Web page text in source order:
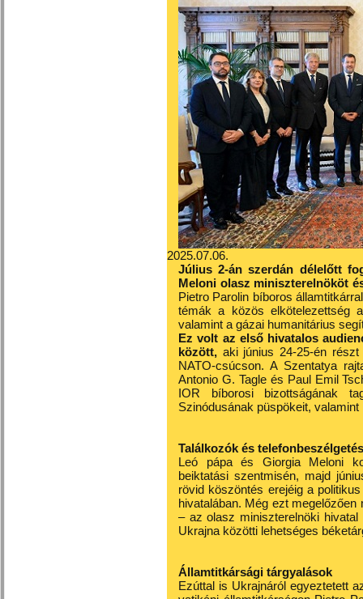
2025.07.06.
Július 2-án szerdán délelőtt
Meloni olasz miniszterelnököt
Pietro Parolin bíboros
témák a közös elkötelezettség
valamint a gázai humanitárius
Ez volt az első hivatalos
között, aki június 24-25-én
NATO-csúcson. A Szentatya
Antonio G. Tagle és Paul Emil
IOR bíborosi bizottságának
Szinódusának püspökeit,
Találkozók és
Leó pápa és Giorgia Meloni
beiktatási szentmisén, majd
rövid köszöntés erejéig a
hivatalában. Még ezt
– az olasz miniszterelnöki
Ukrajna közötti lehetséges
Államtitkársági tárgyalások
Ezúttal is Ukrajnáról egyeztetett